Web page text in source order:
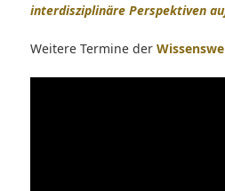
interdisziplinäre Perspektiven
Weitere Termine der